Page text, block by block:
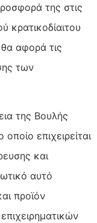
της στις
κρατικοδίαιτου
αφορά τις
των
της Βουλής
επιχειρείται
και
αυτό
προϊόν